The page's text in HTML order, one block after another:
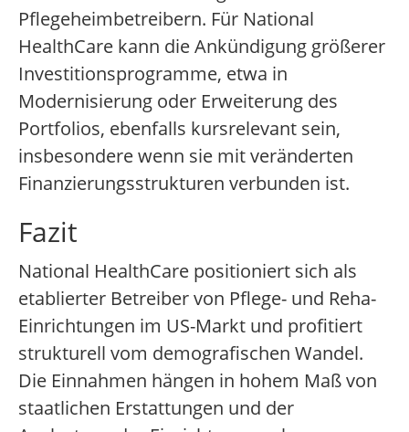
Pflegeheimbetreibern. Für National
HealthCare kann die Ankündigung größerer
Investitionsprogramme, etwa in
Modernisierung oder Erweiterung des
Portfolios, ebenfalls kursrelevant sein,
insbesondere wenn sie mit veränderten
Finanzierungsstrukturen verbunden ist.
Fazit
National HealthCare positioniert sich als
etablierter Betreiber von Pflege- und Reha-
Einrichtungen im US-Markt und profitiert
strukturell vom demografischen Wandel.
Die Einnahmen hängen in hohem Maß von
staatlichen Erstattungen und der